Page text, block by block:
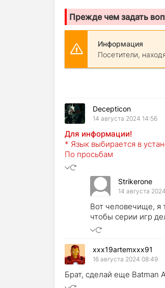
Прежде чем задать
Информация
Посетители,
Decepticon
14 августа 2024 14:56
Для информации!
* Язык выбирается в
По просьбам
Strikerone
14 августа
Вот человечище, я
чтобы серии игр
xxx19artemxxx91
16 августа 2024 08:49
Брат, сделай еще Batman